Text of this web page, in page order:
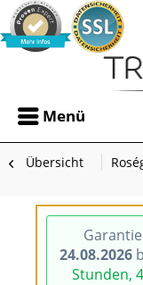
Menü
Übersicht
24.08.2026
Stunden,